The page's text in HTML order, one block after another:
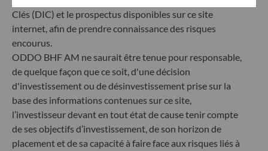
Société de Gestion de Portefeuille agréée par l’Autorité des
Marchés Financiers sous le numéro GP99011
* Entité responsable du site internet
ODDO BHF Asset Management GmbH
Herzogstraße 15
40217 Düsseldorf
Allemagne
+49 (0) 211 239 24 01
Clés (DIC) et le prospectus disponibles sur ce site
internet, afin de prendre connaissance des risques
encourus.
ODDO BHF AM ne saurait être tenue pour responsable,
de quelque façon que ce soit, d'une décision
d'investissement ou de désinvestissement prise sur la
base des informations contenues sur ce site,
l’investisseur devant en tout état de cause tenir compte
de ses objectifs d’investissement, de son horizon de
placement et de sa capacité à faire face aux risques liés à